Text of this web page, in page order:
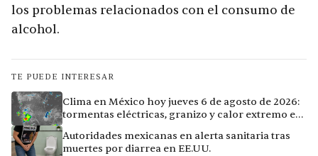
los problemas relacionados con el consumo de
alcohol.
TE PUEDE INTERESAR
Clima en México hoy jueves 6 de agosto de 2026:
tormentas eléctricas, granizo y calor extremo en
Autoridades mexicanas en alerta sanitaria tras
muertes por diarrea en EE.UU.